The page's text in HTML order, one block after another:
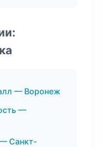
— Воронеж
—
Санкт-